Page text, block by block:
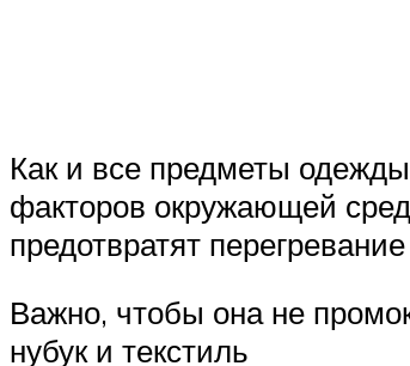
Как и все предметы
факторов окружающей
предотвратят
Важно, чтобы она не
нубук и текстиль